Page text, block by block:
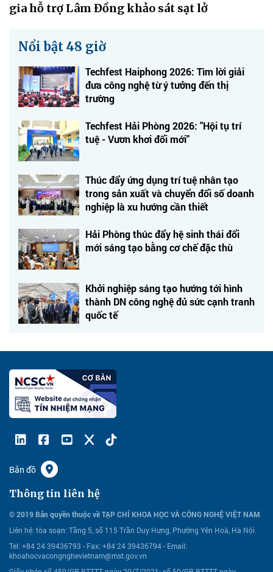
gia hỗ trợ Lâm Đồng khảo sát sạt lở
Nổi bật 48 giờ
Techfest Haiphong 2026: Tìm lời giải
đưa công nghệ từ ý tưởng đến thị
trường
Techfest Hải Phòng 2026: "Hội tụ trí
tuệ - Vươn khơi đổi mới"
Thúc đẩy ứng dụng trí tuệ nhân tạo
trong sản xuất và chuyển đổi số doanh
nghiệp là xu hướng cần thiết
Hải Phòng thúc đẩy hệ sinh thái đổi
mới sáng tạo bằng cơ chế đặc thù
Khởi nghiệp sáng tạo hướng tới hình
thành DN công nghệ đủ sức cạnh tranh
quốc tế
Bản đồ
Thông tin liên hệ
© 2019 Bản quyền thuộc về TẠP CHÍ KHOA HỌC VÀ CÔNG NGHỆ VIỆT NAM
Liên hệ: tòa soạn: Tầng 5, số 115 Trần Duy Hưng, Phường Yên Hoà, Hà Nội
Tel: +84 24 39436793 - Fax: +84 24 39436794 - Email:
khoahocvacongnghevietnam@mst.gov.vn